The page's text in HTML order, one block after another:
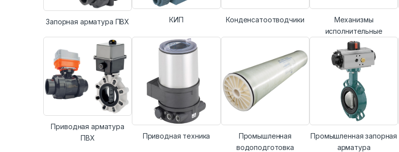
Запорная арматура ПВХ КИП Конденсатоотводчики
Механизмы
исполнительные
Приводная арматура
ПВХ
Приводная техника
Промышленная
водоподготовка
Промышленная запорная
арматура